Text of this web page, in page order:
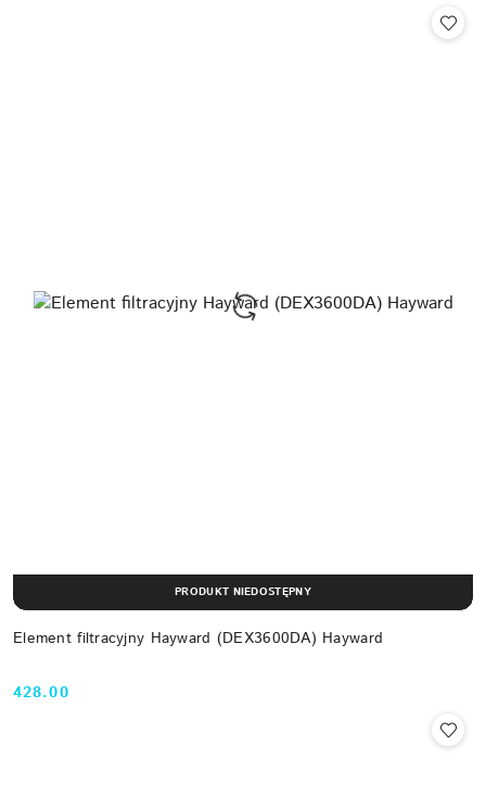
Element filtracyjny Hayward (DEX3600DA) Hayward
Cena:
428.00
PRODUKT NIEDOSTĘPNY